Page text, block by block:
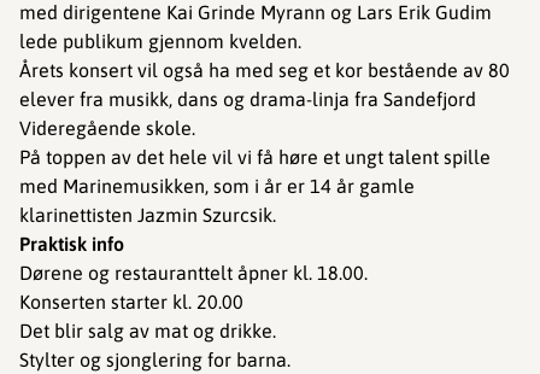
med dirigentene Kai Grinde Myrann og Lars Erik Gudim
lede publikum gjennom kvelden.
Årets konsert vil også ha med seg et kor bestående av 80
elever fra musikk, dans og drama-linja fra Sandefjord
Videregående skole.
På toppen av det hele vil vi få høre et ungt talent spille
med Marinemusikken, som i år er 14 år gamle
klarinettisten Jazmin Szurcsik.
Praktisk info
Dørene og restauranttelt åpner kl. 18.00.
Konserten starter kl. 20.00
Det blir salg av mat og drikke.
Stylter og sjonglering for barna.